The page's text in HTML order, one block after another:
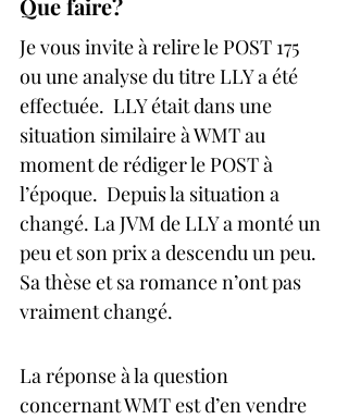
Je vous invite à relire le POST 175
ou une analyse du titre LLY a été
effectuée.  LLY était dans une
situation similaire à WMT au
moment de rédiger le POST à
l’époque.  Depuis la situation a
changé. La JVM de LLY a monté un
peu et son prix a descendu un peu.
Sa thèse et sa romance n’ont pas
vraiment changé.
La réponse à la question
concernant WMT est d’en vendre